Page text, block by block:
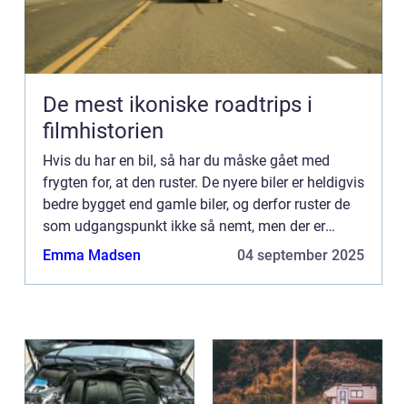
De mest ikoniske roadtrips i
filmhistorien
Hvis du har en bil, så har du måske gået med
frygten for, at den ruster. De nyere biler er heldigvis
bedre bygget end gamle biler, og derfor ruster de
som udgangspunkt ikke så nemt, men der er
stadig steder på bilen, som...
Emma Madsen 04 september 2025